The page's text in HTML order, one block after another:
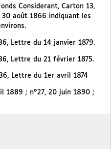
Considerant, Carton 13,
30 août 1866 indiquant les
Lettre du 14 janvier 1879.
Lettre du 21 février 1875.
Lettre du 1er avril 1874
1889 ; n°27, 20 juin 1890 ;